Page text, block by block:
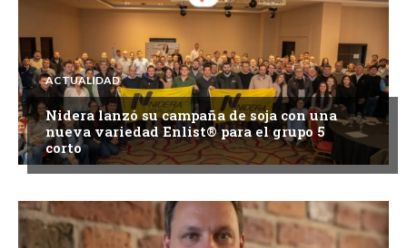
ACTUALIDAD
Nidera lanzó su campaña de soja con una
nueva variedad Enlist® para el grupo 5
corto